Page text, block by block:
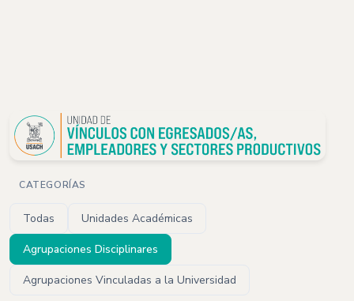
CATEGORÍAS
Todas Unidades Académicas
Agrupaciones Disciplinares
Agrupaciones Vinculadas a la Universidad